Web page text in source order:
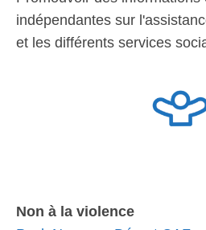
indépendantes sur
et les différents services
Non à la violence